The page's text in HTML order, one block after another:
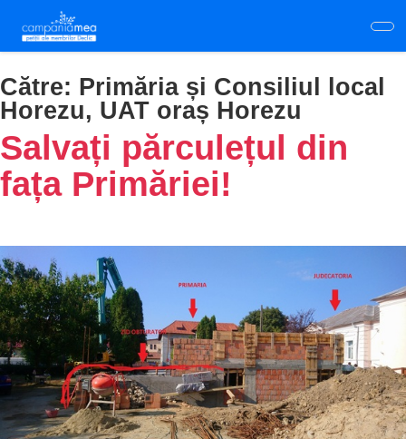
main
content
Către: Primăria și Consiliul local
Horezu, UAT oraș Horezu
Salvați părculețul din
fața Primăriei!